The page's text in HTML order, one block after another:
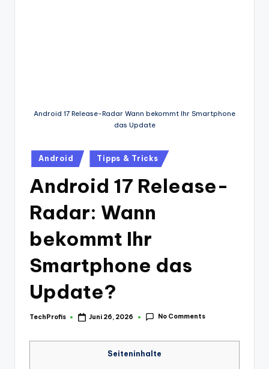
Android 17 Release-Radar Wann bekommt Ihr Smartphone
das Update
Posted
in
Android Tipps & Tricks
Android 17 Release-
Radar: Wann
bekommt Ihr
Smartphone das
Update?
Posted
TechProfis Juni 26, 2026 No Comments
Seiteninhalte